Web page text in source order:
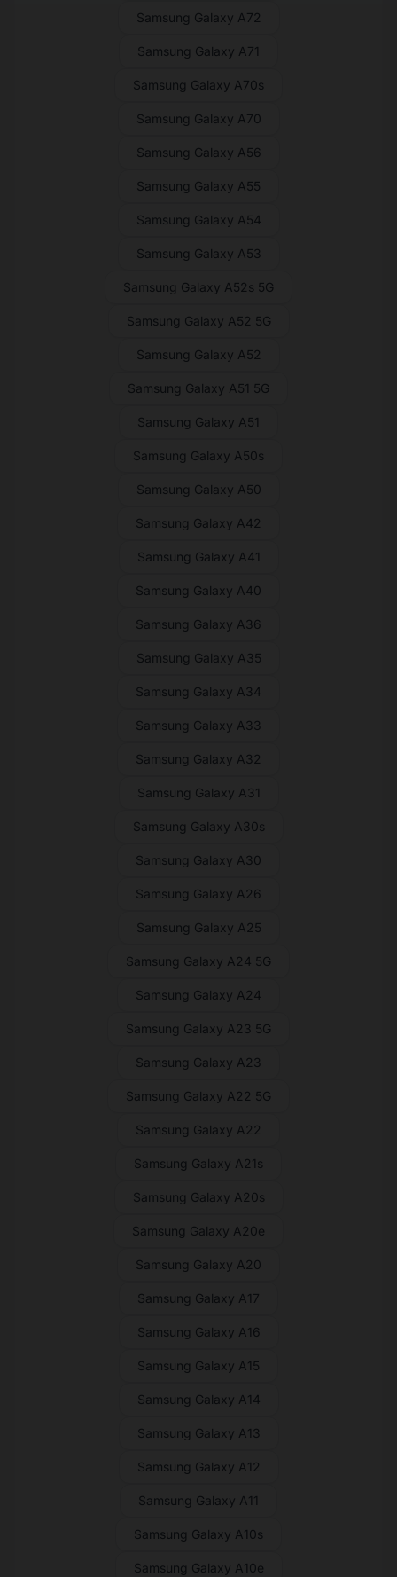
Samsung Galaxy A72
Samsung Galaxy A71
Samsung Galaxy A70s
Samsung Galaxy A70
Samsung Galaxy A56
Samsung Galaxy A55
Samsung Galaxy A54
Samsung Galaxy A53
Samsung Galaxy A52s 5G
Samsung Galaxy A52 5G
Samsung Galaxy A52
Samsung Galaxy A51 5G
Samsung Galaxy A51
Samsung Galaxy A50s
Samsung Galaxy A50
Samsung Galaxy A42
Samsung Galaxy A41
Samsung Galaxy A40
Samsung Galaxy A36
Samsung Galaxy A35
Samsung Galaxy A34
Samsung Galaxy A33
Samsung Galaxy A32
Samsung Galaxy A31
Samsung Galaxy A30s
Samsung Galaxy A30
Samsung Galaxy A26
Samsung Galaxy A25
Samsung Galaxy A24 5G
Samsung Galaxy A24
Samsung Galaxy A23 5G
Samsung Galaxy A23
Samsung Galaxy A22 5G
Samsung Galaxy A22
Samsung Galaxy A21s
Samsung Galaxy A20s
Samsung Galaxy A20e
Samsung Galaxy A20
Samsung Galaxy A17
Samsung Galaxy A16
Samsung Galaxy A15
Samsung Galaxy A14
Samsung Galaxy A13
Samsung Galaxy A12
Samsung Galaxy A11
Samsung Galaxy A10s
Samsung Galaxy A10e